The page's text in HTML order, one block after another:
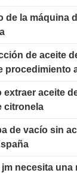
de la máquina
de aceite
procedimiento
extraer aceite
citronela
de vacío sin
jm necesita